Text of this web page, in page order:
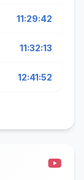
11:29:42
11:32:13
12:41:52